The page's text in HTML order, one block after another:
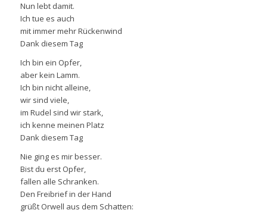
Nun lebt damit.
Ich tue es auch
mit immer mehr Rückenwind
Dank diesem Tag
Ich bin ein Opfer,
aber kein Lamm.
Ich bin nicht alleine,
wir sind viele,
im Rudel sind wir stark,
ich kenne meinen Platz
Dank diesem Tag
Nie ging es mir besser.
Bist du erst Opfer,
fallen alle Schranken.
Den Freibrief in der Hand
grüßt Orwell aus dem Schatten: